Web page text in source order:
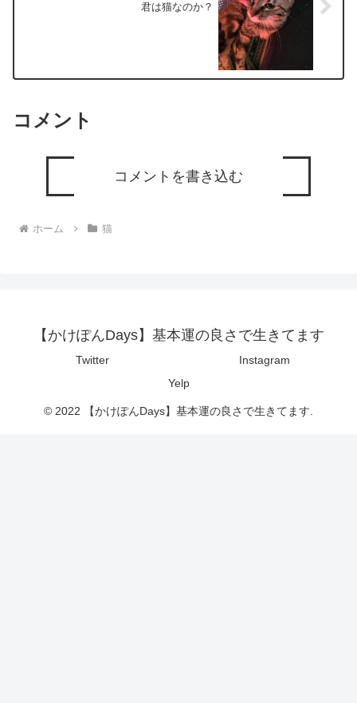
君は猫なのか？
コメント
コメントを書き込む
ホーム 猫
【かけぽんDays】基本運の良さで生きてます
Twitter
Instagram
Yelp
© 2022 【かけぽんDays】基本運の良さで生きてます.